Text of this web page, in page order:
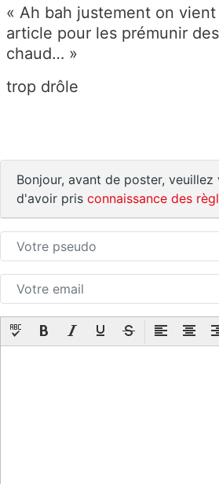
« Ah bah justement on
article pour les prémunir
chaud… »
trop drôle
Bonjour, avant de poster, veuillez
d'avoir pris connaissance des